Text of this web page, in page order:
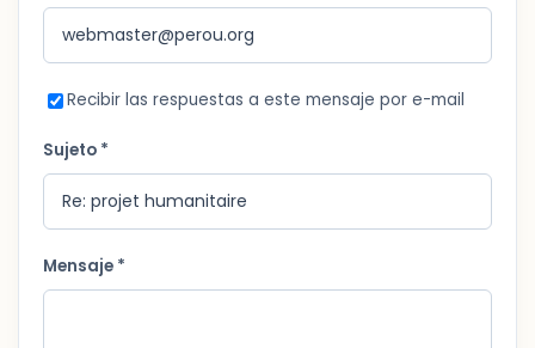
Recibir las respuestas a este mensaje por e-mail
Sujeto *
Mensaje *